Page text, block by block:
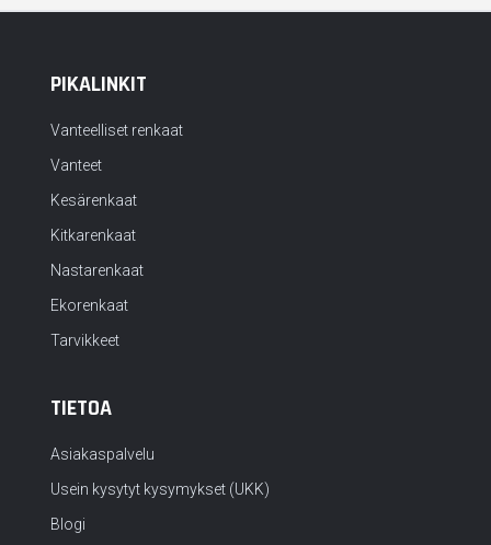
PIKALINKIT
Vanteelliset renkaat
Vanteet
Kesärenkaat
Kitkarenkaat
Nastarenkaat
Ekorenkaat
Tarvikkeet
TIETOA
Asiakaspalvelu
Usein kysytyt kysymykset (UKK)
Blogi